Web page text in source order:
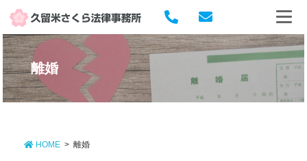
離婚
HOME > 離婚